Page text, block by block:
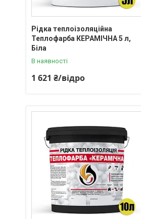
Рідка теплоізоляційна
Теплофарба КЕРАМІЧНА 5 л,
Біла
В наявності
1 621 ₴/відро